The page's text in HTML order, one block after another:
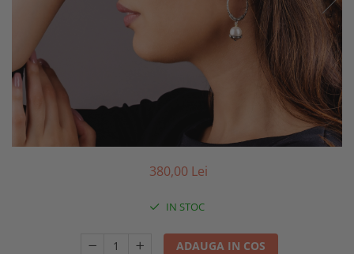
380,00 Lei
IN STOC
ADAUGA IN COS